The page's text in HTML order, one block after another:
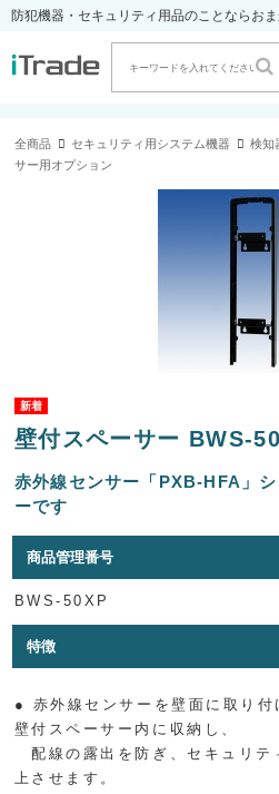
防犯機器・セキュリティ用品のことならお
全商品 セキュリティ用システム機器 検知
サー用オプション
壁付スペーサー BWS-
赤外線センサー「PXB-HFA」
ーです
商品管理番号
BWS-50XP
特徴
● 赤外線センサーを壁面に取り付
壁付スペーサー内に収納し、
配線の露出を防ぎ、セキュリテ
上させます。